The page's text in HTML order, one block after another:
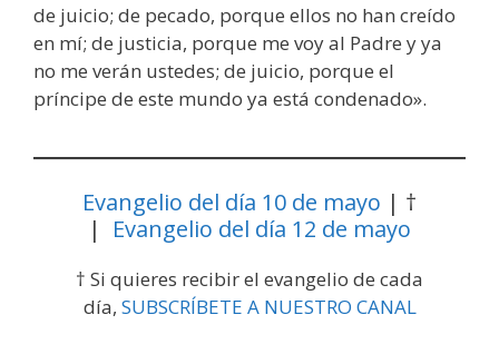
de juicio; de pecado, porque ellos no han creído
en mí; de justicia, porque me voy al Padre y ya
no me verán ustedes; de juicio, porque el
príncipe de este mundo ya está condenado».
Evangelio del día 10 de mayo | †
| Evangelio del día 12 de mayo
† Si quieres recibir el evangelio de cada
día, SUBSCRÍBETE A NUESTRO CANAL